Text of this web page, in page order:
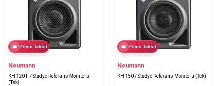
Peşin Taksit
Neumann
KH 120 II / Stüdyo Referans Monitörü
(Tek)
Peşin Taksit
Neumann
KH 150 / Stüdyo Referans Monitörü (Tek)